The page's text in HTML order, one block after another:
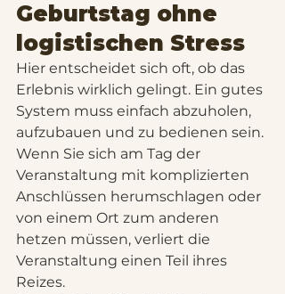
Geburtstag ohne
logistischen Stress
Hier entscheidet sich oft, ob das
Erlebnis wirklich gelingt. Ein gutes
System muss einfach abzuholen,
aufzubauen und zu bedienen sein.
Wenn Sie sich am Tag der
Veranstaltung mit komplizierten
Anschlüssen herumschlagen oder
von einem Ort zum anderen
hetzen müssen, verliert die
Veranstaltung einen Teil ihres
Reizes.